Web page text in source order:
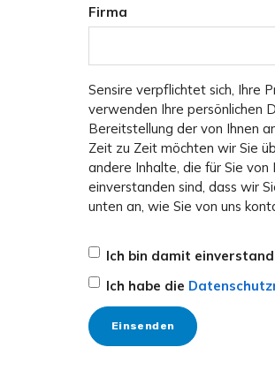
Firma
Sensire verpflichtet sich, Ihre
verwenden Ihre persönlichen
Bereitstellung der von Ihnen
Zeit zu Zeit möchten wir Sie
andere Inhalte, die für Sie
einverstanden sind, dass wir
unten an, wie Sie von uns
Ich bin damit
Ich habe die